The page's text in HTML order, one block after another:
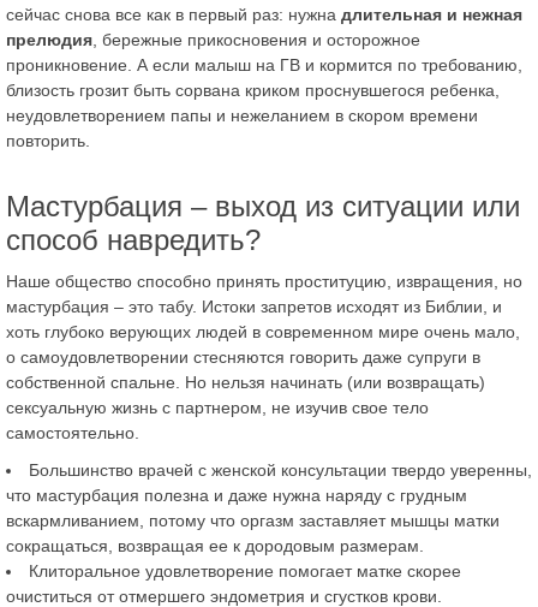
сейчас снова все как в первый раз: нужна длительная и нежная
прелюдия , бережные прикосновения и осторожное
проникновение. А если малыш на ГВ и кормится по требованию,
близость грозит быть сорвана криком проснувшегося ребенка,
неудовлетворением папы и нежеланием в скором времени
повторить.
Мастурбация – выход из ситуации или
способ навредить?
Наше общество способно принять проституцию, извращения, но
мастурбация – это табу. Истоки запретов исходят из Библии, и
хоть глубоко верующих людей в современном мире очень мало,
о самоудовлетворении стесняются говорить даже супруги в
собственной спальне. Но нельзя начинать (или возвращать)
сексуальную жизнь с партнером, не изучив свое тело
самостоятельно.
Большинство врачей с женской консультации твердо уверенны,
что мастурбация полезна и даже нужна наряду с грудным
вскармливанием, потому что оргазм заставляет мышцы матки
сокращаться, возвращая ее к дородовым размерам.
Клиторальное удовлетворение помогает матке скорее
очиститься от отмершего эндометрия и сгустков крови.